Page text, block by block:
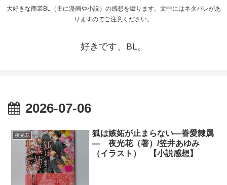
大好きな商業BL（主に漫画や小説）の感想を綴ります。文中にはネタバレがあ
りますのでご注意ください。
好きです、BL。
2026-07-06
夜光花
狐は嫉妬が止まらない―眷愛隷属
― 夜光花（著）/笠井あゆみ
（イラスト） 【小説感想】